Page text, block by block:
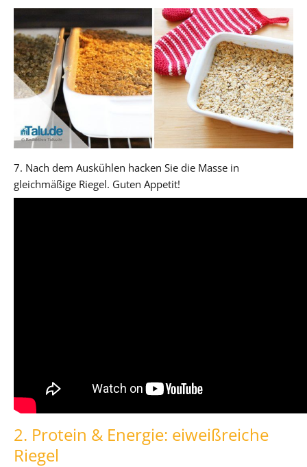
7. Nach dem Auskühlen hacken Sie die Masse in
gleichmäßige Riegel. Guten Appetit!
2. Protein & Energie: eiweißreiche
Riegel